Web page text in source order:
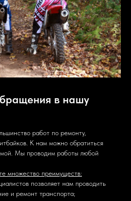
в нашу
работ по ремонту,
К нам можно обратиться
Мы проводим работы любой
множество преимуществ:
позволяет нам проводить
и ремонт транспорта;